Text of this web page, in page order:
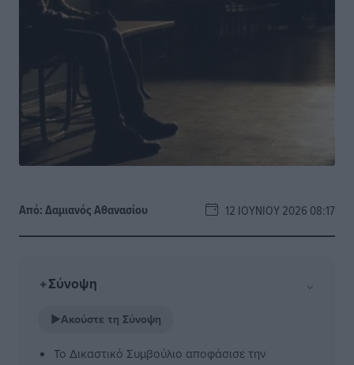
Από:Δαμιανός Αθανασίου 12 ΙΟΥΝΊΟΥ 2026 08:17
✦Σύνοψη ⌄
▶Ακούστε τη Σύνοψη
Το Δικαστικό Συμβούλιο αποφάσισε την